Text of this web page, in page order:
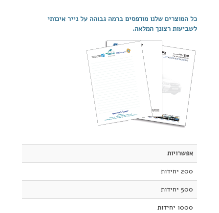
כל המוצרים שלנו מודפסים ברמה גבוהה על נייר איכותי
לשביעות רצונך המלאה.
אפשרויות
200 יחידות
500 יחידות
1000 יחידות